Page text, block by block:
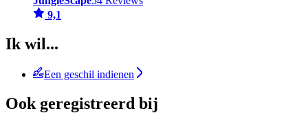
9,1
Ik wil...
Een geschil indienen
Ook geregistreerd bij